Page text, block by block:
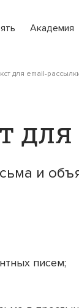
Академия
для email-
и
писем;